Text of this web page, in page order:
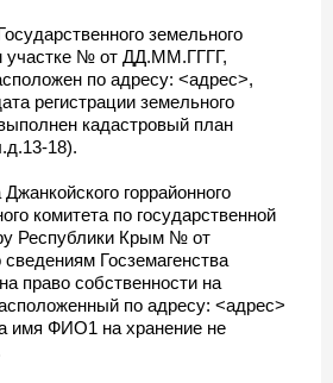
земельного
участке № от ДД.ММ.ГГГГ,
по адресу: <адрес>,
регистрации земельного
кадастровый план
18).
горрайонного
комитета по государственной
Республики Крым № от
Госземагенства
право собственности на
по адресу: <адрес>
имя ФИО1 на хранение не